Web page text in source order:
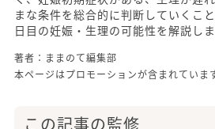
まな条件を総合的に判断していくこ
日目の妊娠・生理の可能性を解説しま
著者：ままのて編集部
本ページはプロモーションが含まれていま
この記事の監修